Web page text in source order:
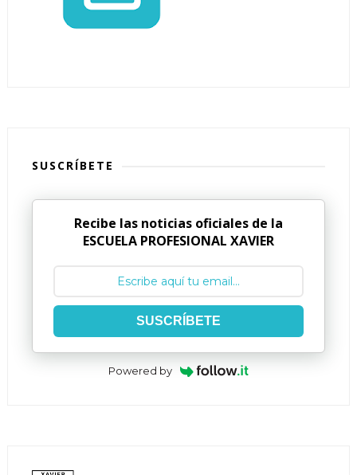
SUSCRÍBETE
Recibe las noticias oficiales de la
ESCUELA PROFESIONAL XAVIER
SUSCRÍBETE
Powered by